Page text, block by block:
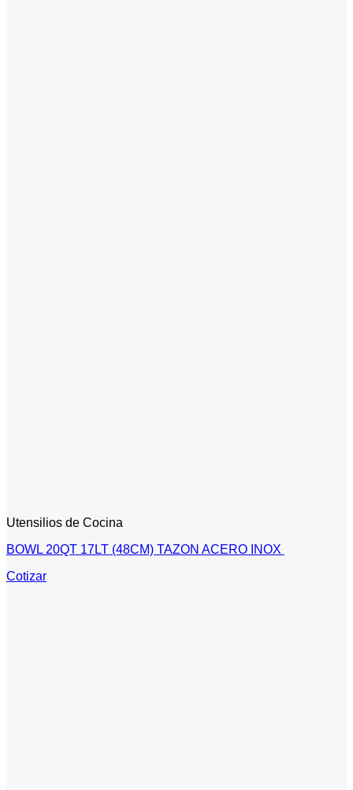
Utensilios de Cocina
BOWL 20QT 17LT (48CM) TAZON ACERO INOX
Cotizar